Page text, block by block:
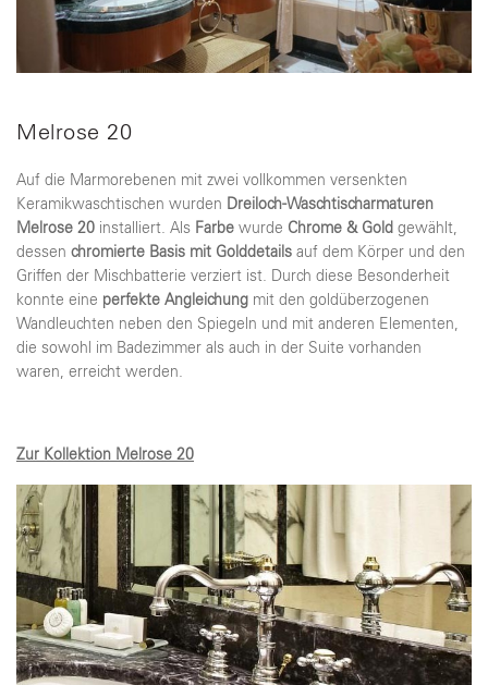
Melrose 20
Auf die Marmorebenen mit zwei vollkommen versenkten
Keramikwaschtischen wurden Dreiloch-Waschtischarmaturen
Melrose 20 installiert. Als Farbe wurde Chrome & Gold gewählt,
dessen chromierte Basis mit Golddetails auf dem Körper und den
Griffen der Mischbatterie verziert ist. Durch diese Besonderheit
konnte eine perfekte Angleichung mit den goldüberzogenen
Wandleuchten neben den Spiegeln und mit anderen Elementen,
die sowohl im Badezimmer als auch in der Suite vorhanden
waren, erreicht werden.
Zur Kollektion Melrose 20